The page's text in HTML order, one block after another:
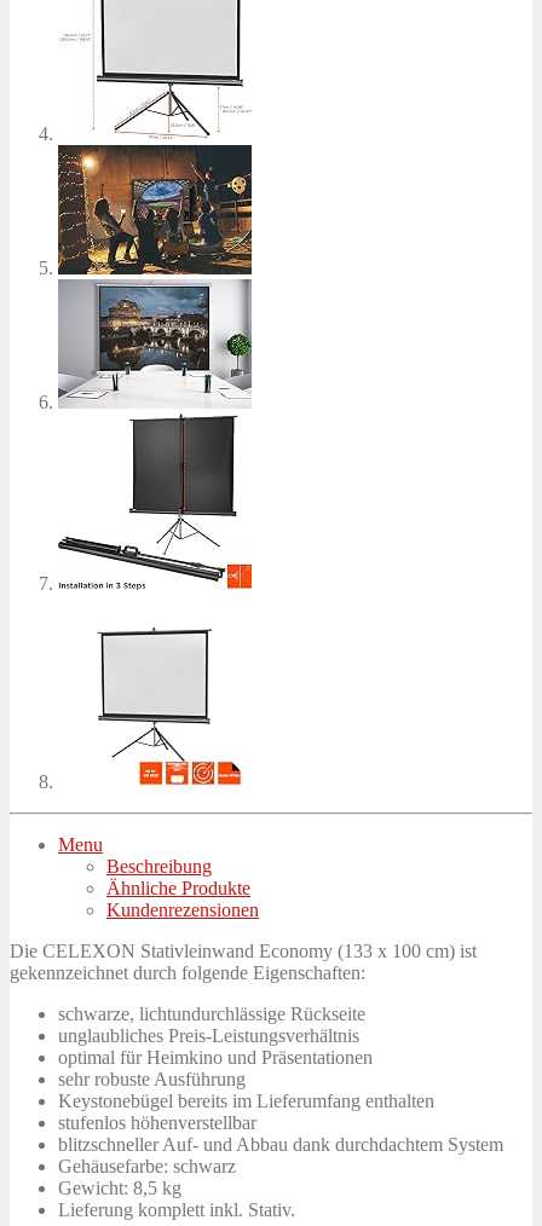
Menu
Beschreibung
Ähnliche Produkte
Kundenrezensionen
Die CELEXON Stativleinwand Economy (133 x 100 cm) ist
gekennzeichnet durch folgende Eigenschaften:
schwarze, lichtundurchlässige Rückseite
unglaubliches Preis-Leistungsverhältnis
optimal für Heimkino und Präsentationen
sehr robuste Ausführung
Keystonebügel bereits im Lieferumfang enthalten
stufenlos höhenverstellbar
blitzschneller Auf- und Abbau dank durchdachtem System
Gehäusefarbe: schwarz
Gewicht: 8,5 kg
Lieferung komplett inkl. Stativ.